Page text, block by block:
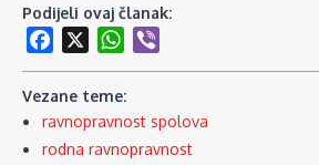
Podijeli ovaj članak:
Facebook
WhatsApp
Vezane teme:
ravnopravnost spolova
rodna ravnopravnost